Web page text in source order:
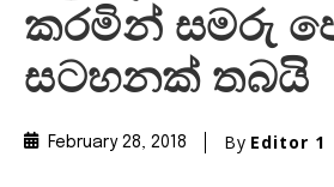
කරමින් සමරු
සටහනක් තබයි
February 28, 2018 By Editor 1